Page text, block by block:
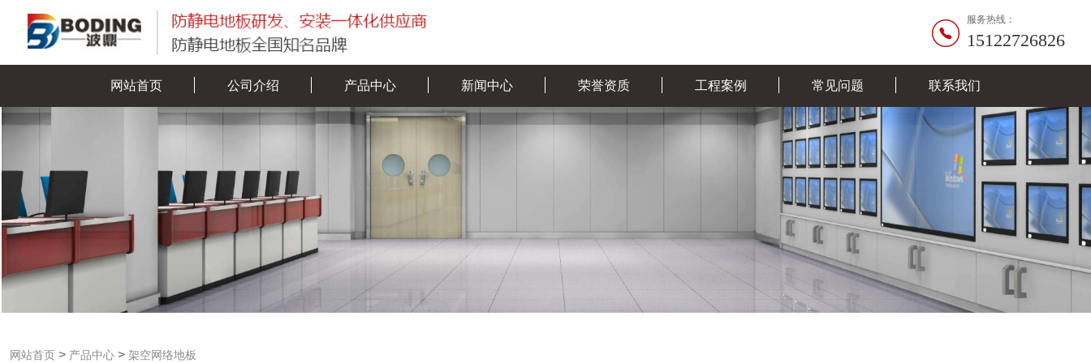
服务热线：
15122726826
网站首页 公司介绍 产品中心 新闻中心 荣誉资质 工程案例 常见问题 联系我们
网站首页 > 产品中心 > 架空网络地板